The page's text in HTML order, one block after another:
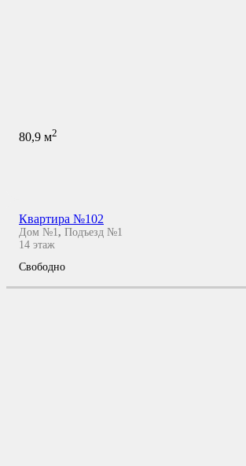
80,9 м2
Квартира №102
Дом №1, Подъезд №1
14 этаж
Свободно